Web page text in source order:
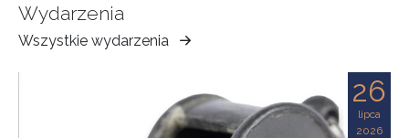
Wydarzenia
Wszystkie wydarzenia
Muzeum
Ziemi
26
lipca
2026